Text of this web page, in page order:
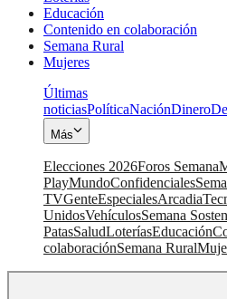
Educación
Contenido en colaboración
Semana Rural
Mujeres
Últimas
noticiasPolíticaNaciónDinero
Más
Elecciones 2026Foros Semana
PlayMundoConfidenciales
TVGenteEspecialesArcadia
UnidosVehículosSemana
PatasSaludLoteríasEducación
colaboraciónSemana Rural